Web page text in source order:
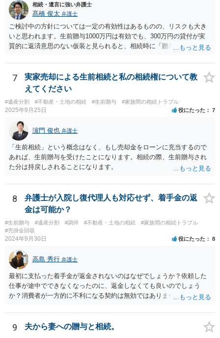
相続・遺言に強い弁護士
髙橋 俊太 弁護士
ご検討中の方針については一定の有効性はあるものの、リスクも大き
いと思われます。生前贈与1000万円は有効でも、300万円の貸付が実
質的に返済意思のない仮装と見られると、相続時に「贈与」と評価さ
法として考えられるものとしては、 ①信託（家族信託・目的信託） 財
産を信託口に移し、受託者（信頼できる友人や専門職）に管理させ、
・生存中はあなたの生活費・介護費に優先充当 ・残余を友人や慈善団
体へ と使途を厳格に指定。相続ではなく信託帰属になるため、子の関
与を大きく排除できます。 ②遺言＋生命保険の組合せ 生活資金は手元
に残し、余剰資金で受取人を友人・団体にした保険を活用。保険金は
相続財産とは別枠で、遺留分対策にも有効と思われます。 ③負担付死
因贈与 「介護・見守り等を条件に、死亡時に財産を渡す」契約。条件
不履行なら無効にでき、老後の安心を担保できます。 ④ 寄附予約＋解
除条件 慈善団体への寄附を予約しつつ、資金不足時は解除できる条項
を設定。 などがあり得るかと思われます。
7
実家売却による生前相続と私の相続権について教
えてください
#遺産分割 #不動産・土地の相続 #生前贈与 #家族間の相続トラブル
2025年9月25日 役にたった 7
濵門 俊也 弁護士
「生前相続」という概念はなく、もし売却金をローンに充当するので
あれば、生前贈与を受けたことになります。相続の際、生前贈与され
た分は持戻しされることになります。
8
弁護士が入院し復代理人も対応せず、着手金の返
金は可能か？
#生前贈与 #遺産分割 #調停 #不動産・土地の相続
#家族間の相続トラブル
#売掛金回収
2024年9月30日 役にたった 8
高島 秀行 弁護士
最初に支払った着手金が返金されないのはなぜでしょうか？依頼した
仕事が途中でできなくなったのに、返金しなくても良いのでしょう
か？消費者が一方的に不利になる契約は無効ではありませんか？
務があると思います。 倒れた弁護士が所属する弁護士会に相談さ
れた方がよいと思います。 倒れた弁護士は脳梗塞で倒れたようで
すが、 判断能力があり、復代理を倒れた弁護士の判断で復代理を
9 夫から妻への贈与と相続。